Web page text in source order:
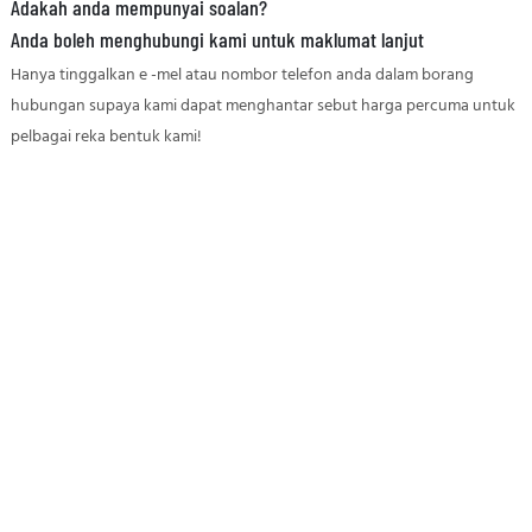
Adakah anda mempunyai soalan?
Anda boleh menghubungi kami untuk maklumat lanjut
Hanya tinggalkan e -mel atau nombor telefon anda dalam borang
hubungan supaya kami dapat menghantar sebut harga percuma untuk
pelbagai reka bentuk kami!